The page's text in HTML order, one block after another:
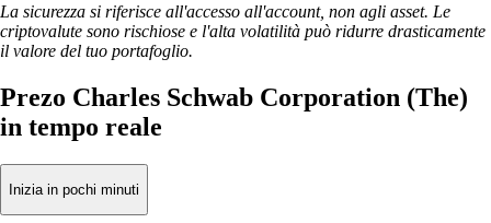
La sicurezza si riferisce all'accesso all'account, non agli asset. Le
criptovalute sono rischiose e l'alta volatilità può ridurre drasticamente
il valore del tuo portafoglio.
Prezo Charles Schwab Corporation (The)
in tempo reale
Inizia in pochi minuti